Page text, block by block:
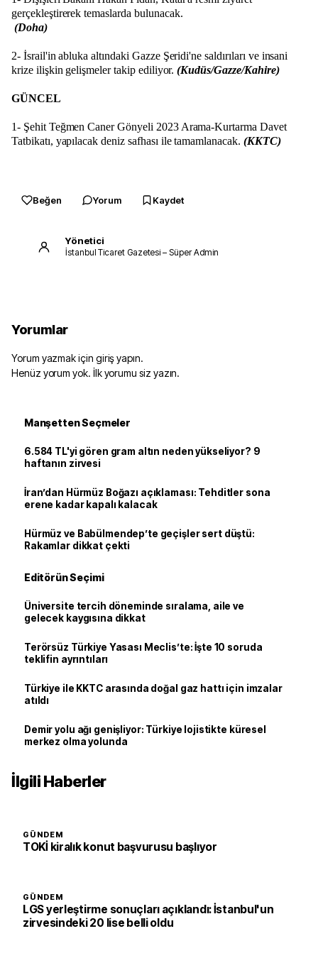
gerçekleştirerek temaslarda bulunacak.
(Doha)
2- İsrail'in abluka altındaki Gazze Şeridi'ne saldırıları ve insani
krize ilişkin gelişmeler takip ediliyor.(Kudüs/Gazze/Kahire)
GÜNCEL
1- Şehit Teğmen Caner Gönyeli 2023 Arama-Kurtarma Davet
Tatbikatı, yapılacak deniz safhası ile tamamlanacak. (KKTC)
Beğen Yorum Kaydet
Yönetici
İstanbul Ticaret Gazetesi – Süper Admin
Yorumlar
Yorum yazmak için giriş yapın.
Henüz yorum yok. İlk yorumu siz yazın.
Manşetten Seçmeler
6.584 TL'yi gören gram altın neden yükseliyor? 9
haftanın zirvesi
İran’dan Hürmüz Boğazı açıklaması: Tehditler sona
erene kadar kapalı kalacak
Hürmüz ve Babülmendep’te geçişler sert düştü:
Rakamlar dikkat çekti
Editörün Seçimi
Üniversite tercih döneminde sıralama, aile ve
gelecek kaygısına dikkat
Terörsüz Türkiye Yasası Meclis’te: İşte 10 soruda
teklifin ayrıntıları
Türkiye ile KKTC arasında doğal gaz hattı için imzalar
atıldı
Demir yolu ağı genişliyor: Türkiye lojistikte küresel
merkez olma yolunda
İlgili Haberler
GÜNDEM
TOKİ kiralık konut başvurusu başlıyor
GÜNDEM
LGS yerleştirme sonuçları açıklandı: İstanbul'un
zirvesindeki 20 lise belli oldu